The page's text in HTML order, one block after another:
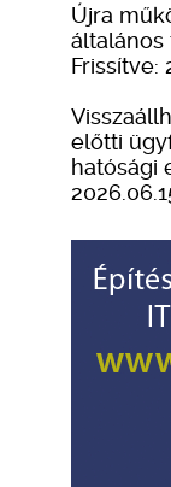
Újra
általános
Frissítve:
előtti
hatósági